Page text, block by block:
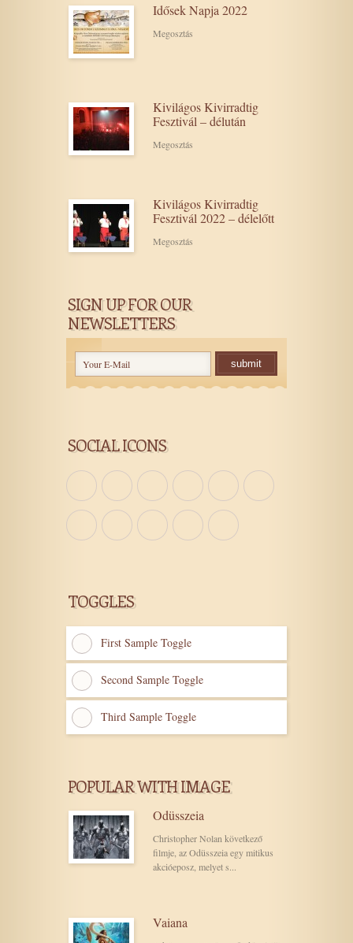
Idősek Napja 2022
Megosztás
Kivilágos Kivirradtig
Fesztivál – délután
Megosztás
Kivilágos Kivirradtig
Fesztivál 2022 – délelőtt
Megosztás
SIGN UP FOR OUR
NEWSLETTERS
submit
SOCIAL ICONS
TOGGLES
First Sample Toggle
Second Sample Toggle
Third Sample Toggle
POPULAR WITH IMAGE
Odüsszeia
Christopher Nolan következő
filmje, az Odüsszeia egy mitikus
akcióeposz, melyet s...
Vaiana